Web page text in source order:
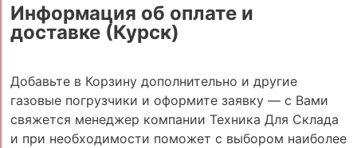
Информация об оплате и
доставке (Курск)
Добавьте в Корзину дополнительно и другие
газовые погрузчики и оформите заявку — с Вами
свяжется менеджер компании Техника Для Склада
и при необходимости поможет с выбором наиболее